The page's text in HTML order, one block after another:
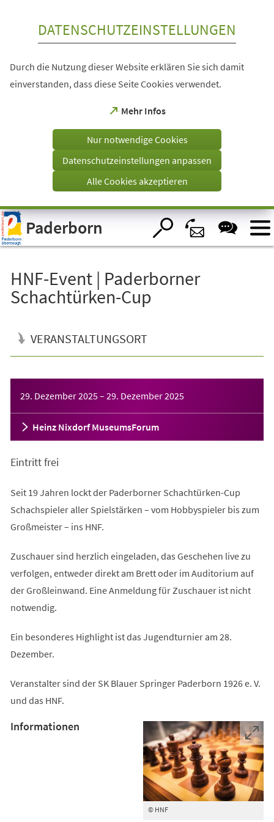
Visuelle
Assistenzsoftware
öffnen.
DATENSCHUTZEINSTELLUNGEN
Durch die Nutzung dieser Website erklären Sie sich damit
einverstanden, dass diese Seite Cookies verwendet.
Mehr Infos
(Öffnet
einem
Tab)
Nur notwendige Cookies
Datenschutzeinstellungen anpassen
Alle Cookies akzeptieren
Paderborn
HNF-Event | Paderborner
Schachtürken-Cup
VERANSTALTUNGSORT
29. Dezember 2025– 29. Dezember 2025
Heinz Nixdorf MuseumsForum
Eintritt frei
Seit 19 Jahren lockt der Paderborner Schachtürken-Cup
Schachspieler aller Spielstärken – vom Hobbyspieler bis zum
Großmeister – ins HNF.
Zuschauer sind herzlich eingeladen, das Geschehen live zu
verfolgen, entweder direkt am Brett oder im Auditorium auf
der Großleinwand. Eine Anmeldung für Zuschauer ist nicht
notwendig.
Ein besonderes Highlight ist das Jugendturnier am 28.
Dezember.
Veranstalter sind der SK Blauer Springer Paderborn 1926 e. V.
und das HNF.
© HNF
Informationen